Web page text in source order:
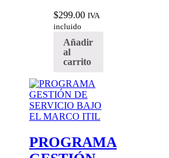
$299.00 IVA
incluido
Añadir
al
carrito
PROGRAMA